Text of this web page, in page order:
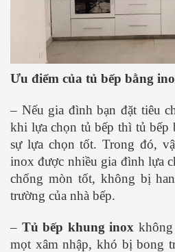
Ưu điểm của tủ bếp bằng
– Nếu gia đình bạn đặt tiêu
khi lựa chọn tủ bếp thì tủ bếp
sự lựa chọn tốt. Trong đó,
inox được nhiều gia đình lựa
chống mòn tốt, không bị
trường của nhà bếp.
– Tủ bếp khung inox
mọt xâm nhập, khó bị bong